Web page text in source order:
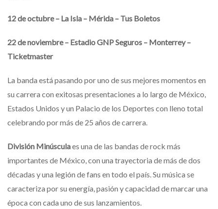
12 de octubre – La Isla – Mérida – Tus Boletos
22 de noviembre – Estadio GNP Seguros – Monterrey –
Ticketmaster
La banda está pasando por uno de sus mejores momentos en
su carrera con exitosas presentaciones a lo largo de México,
Estados Unidos y un Palacio de los Deportes con lleno total
celebrando por más de 25 años de carrera.
División Minúsculaes una de las bandas de rock más
importantes de México, con una trayectoria de más de dos
décadas y una legión de fans en todo el país. Su música se
caracteriza por su energía, pasión y capacidad de marcar una
época con cada uno de sus lanzamientos.